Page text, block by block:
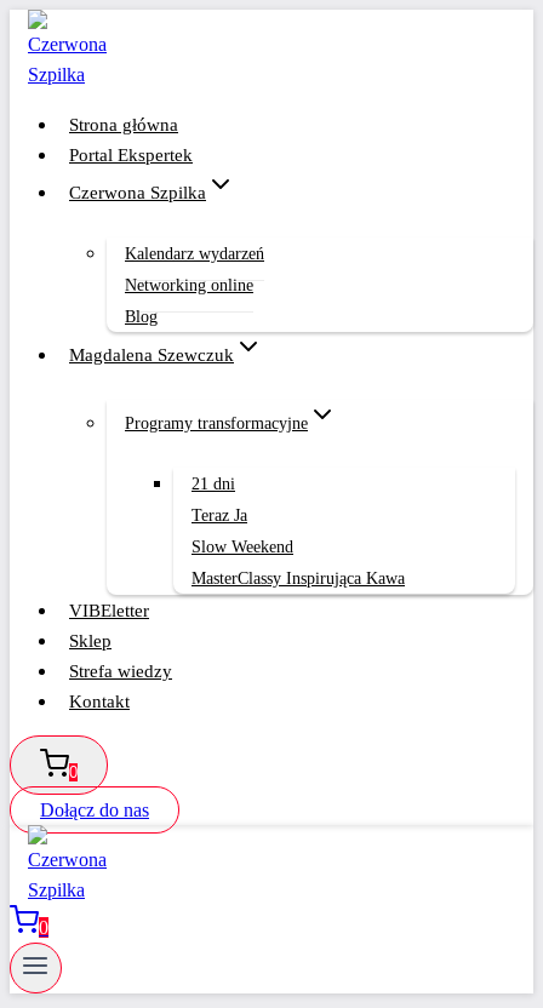
Przejdź
treści
Strona główna
Portal Ekspertek
Czerwona Szpilka
Kalendarz wydarzeń
Networking online
Blog
Magdalena Szewczuk
Programy transformacyjne
21 dni
Teraz Ja
Slow Weekend
MasterClassy Inspirująca Kawa
VIBEletter
Sklep
Strefa wiedzy
Kontakt
0
Dołącz do nas
0